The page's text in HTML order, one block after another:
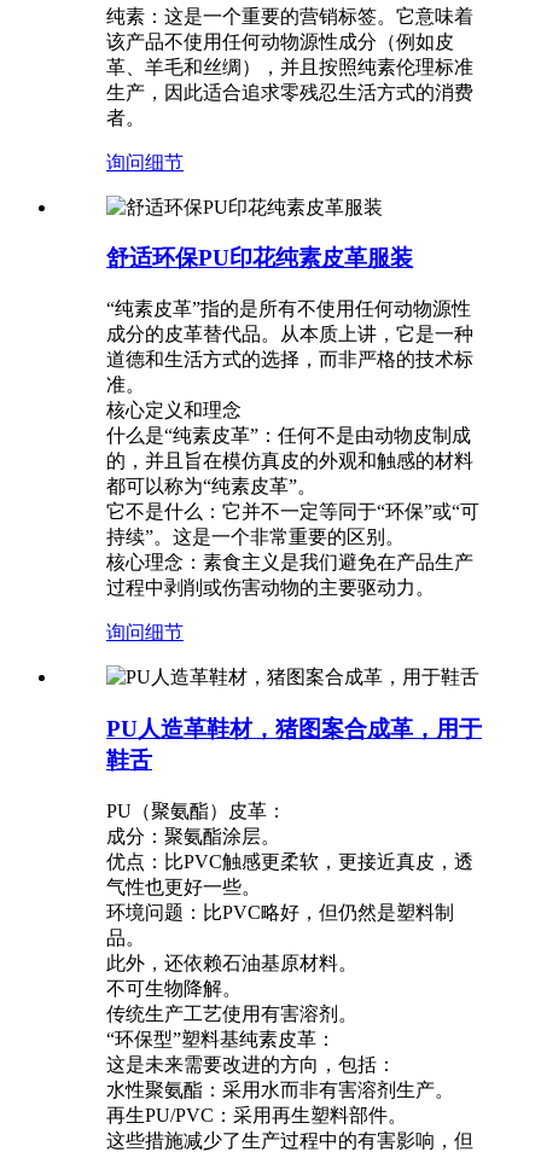
纯素：这是一个重要的营销标签。它意味着
该产品不使用任何动物源性成分（例如皮
革、羊毛和丝绸），并且按照纯素伦理标准
生产，因此适合追求零残忍生活方式的消费
者。
询问细节
舒适环保PU印花纯素皮革服装
“纯素皮革”指的是所有不使用任何动物源性
成分的皮革替代品。从本质上讲，它是一种
道德和生活方式的选择，而非严格的技术标
准。
核心定义和理念
什么是“纯素皮革”：任何不是由动物皮制成
的，并且旨在模仿真皮的外观和触感的材料
都可以称为“纯素皮革”。
它不是什么：它并不一定等同于“环保”或“可
持续”。这是一个非常重要的区别。
核心理念：素食主义是我们避免在产品生产
过程中剥削或伤害动物的主要驱动力。
询问细节
PU人造革鞋材，猪图案合成革，用于
鞋舌
PU（聚氨酯）皮革：
成分：聚氨酯涂层。
优点：比PVC触感更柔软，更接近真皮，透
气性也更好一些。
环境问题：比PVC略好，但仍然是塑料制
品。
此外，还依赖石油基原材料。
不可生物降解。
传统生产工艺使用有害溶剂。
“环保型”塑料基纯素皮革：
这是未来需要改进的方向，包括：
水性聚氨酯：采用水而非有害溶剂生产。
再生PU/PVC：采用再生塑料部件。
这些措施减少了生产过程中的有害影响，但